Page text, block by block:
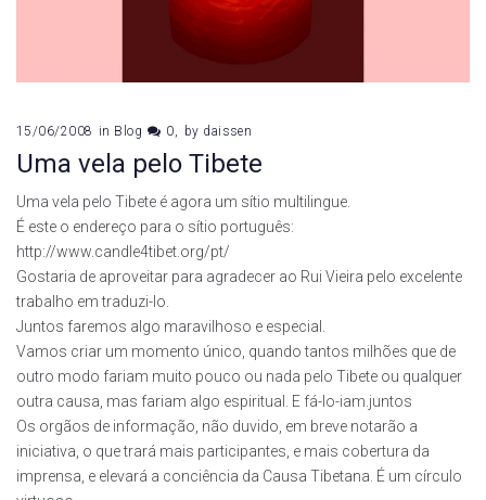
15/06/2008 in Blog 0 by daissen
Uma vela pelo Tibete
Uma vela pelo Tibete é agora um sítio multilingue.
É este o endereço para o sítio português:
http://www.candle4tibet.org/pt/
Gostaria de aproveitar para agradecer ao Rui Vieira pelo excelente
trabalho em traduzi-lo.
Juntos faremos algo maravilhoso e especial.
Vamos criar um momento único, quando tantos milhões que de
outro modo fariam muito pouco ou nada pelo Tibete ou qualquer
outra causa, mas fariam algo espiritual. E fá-lo-iam.juntos
Os orgãos de informação, não duvido, em breve notarão a
iniciativa, o que trará mais participantes, e mais cobertura da
imprensa, e elevará a conciência da Causa Tibetana. É um círculo